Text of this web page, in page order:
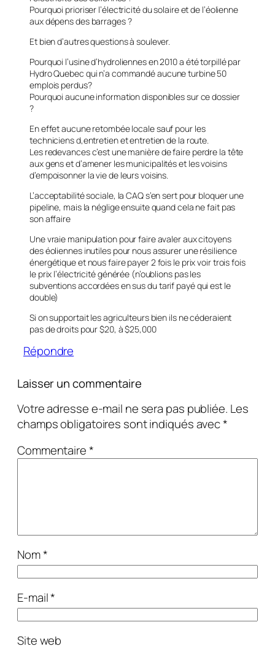
Pourquoi prioriser l’électricité du solaire et de l’éolienne
aux dépens des barrages ?
Et bien d’autres questions à soulever.
Pourquoi l’usine d’hydroliennes en 2010 a été torpillé par
Hydro Quebec qui n’a commandé aucune turbine 50
emplois perdus?
Pourquoi aucune information disponibles sur ce dossier
?
En effet aucune retombée locale sauf pour les
techniciens d,entretien et entretien de la route.
Les redevances c’est une manière de faire perdre la tête
aux gens et d’amener les municipalités et les voisins
d’empoisonner la vie de leurs voisins.
L’acceptabilité sociale, la CAQ s’en sert pour bloquer une
pipeline, mais la néglige ensuite quand cela ne fait pas
son affaire
Une vraie manipulation pour faire avaler aux citoyens
des éoliennes inutiles pour nous assurer une résilience
énergétique et nous faire payer 2 fois le prix voir trois fois
le prix l’électricité générée (n’oublions pas les
subventions accordées en sus du tarif payé qui est le
double)
Si on supportait les agriculteurs bien ils ne céderaient
pas de droits pour $20, à $25,000
Répondre
Laisser un commentaire
Votre adresse e-mail ne sera pas publiée. Les
champs obligatoires sont indiqués avec*
Commentaire*
Nom*
E-mail*
Site web